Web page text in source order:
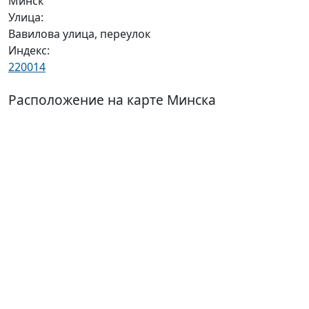
Улица:
Вавилова улица, переулок
Индекс:
220014
Расположение на карте Минска